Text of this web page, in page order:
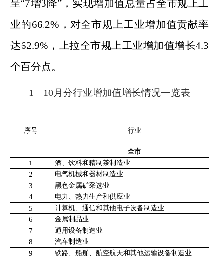
呈“7增3 降”，实现增加值总量占全市规上工
业的66.2% ，对全市规上工业增加值贡献率
达62.9% ，上拉全市规上工业增加值增长4.3
个百分点。
1—10月分行业增加值增长情况一览表
序号 行业
全市
1 酒、饮料和精制茶制造业
2 电气机械和器材制造业
3 黑色金属矿采选业
4 电力、热力生产和供应业
5 计算机、通信和其他电子设备制造业
6 金属制品业
7 通用设备制造业
8 汽车制造业
9 铁路、船舶、航空航天和其他运输设备制造业